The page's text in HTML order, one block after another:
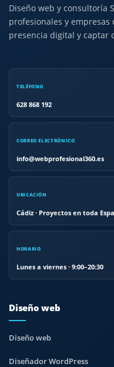
Diseño web y consultoría
profesionales y
presencia digital y captar
TELÉFONO
628 868 192
CORREO ELECTRÓNICO
info@webprofesional360.es
UBICACIÓN
Cádiz · Proyectos en toda
HORARIO
Lunes a viernes · 9:00–20:30
Diseño web
Diseño web
Diseñador WordPress